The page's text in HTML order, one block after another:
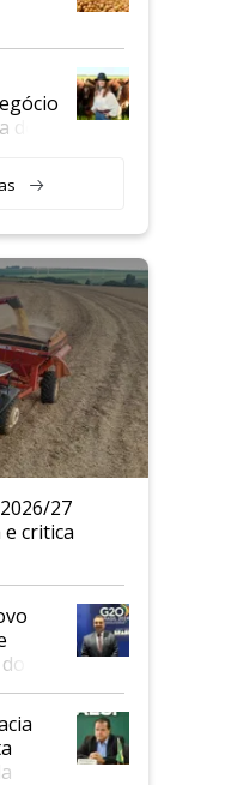
27
critica